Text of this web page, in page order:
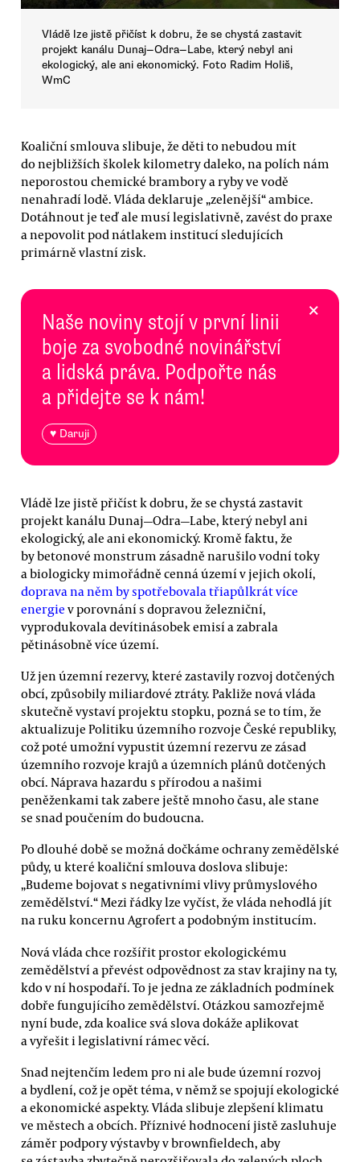
Vládě lze jistě přičíst k dobru, že se chystá zastavit
projekt kanálu Dunaj—Odra—Labe, který nebyl ani
ekologický, ale ani ekonomický. Foto Radim Holiš,
WmC
Koaliční smlouva slibuje, že děti to nebudou mít
do nejbližších školek kilometry daleko, na polích nám
neporostou chemické brambory a ryby ve vodě
nenahradí lodě. Vláda deklaruje „zelenější“ ambice.
Dotáhnout je teď ale musí legislativně, zavést do praxe
a nepovolit pod nátlakem institucí sledujících
primárně vlastní zisk.
Naše noviny stojí v první linii
boje za svobodné novinářství
a lidská práva. Podpořte nás
a přidejte se k nám!
♥ Daruji
×
Vládě lze jistě přičíst k dobru, že se chystá zastavit
projekt kanálu Dunaj—Odra—Labe, který nebyl ani
ekologický, ale ani ekonomický. Kromě faktu, že
by betonové monstrum zásadně narušilo vodní toky
a biologicky mimořádně cenná území v jejich okolí,
doprava na něm by spotřebovala třiapůlkrát více
energie v porovnání s dopravou železniční,
vyprodukovala devítinásobek emisí a zabrala
pětinásobně více území.
Už jen územní rezervy, které zastavily rozvoj dotčených
obcí, způsobily miliardové ztráty. Pakliže nová vláda
skutečně vystaví projektu stopku, pozná se to tím, že
aktualizuje Politiku územního rozvoje České republiky,
což poté umožní vypustit územní rezervu ze zásad
územního rozvoje krajů a územních plánů dotčených
obcí. Náprava hazardu s přírodou a našimi
peněženkami tak zabere ještě mnoho času, ale stane
se snad poučením do budoucna.
Po dlouhé době se možná dočkáme ochrany zemědělské
půdy, u které koaliční smlouva doslova slibuje:
„Budeme bojovat s negativními vlivy průmyslového
zemědělství.“ Mezi řádky lze vyčíst, že vláda nehodlá jít
na ruku koncernu Agrofert a podobným institucím.
Nová vláda chce rozšířit prostor ekologickému
zemědělství a převést odpovědnost za stav krajiny na ty,
kdo v ní hospodaří. To je jedna ze základních podmínek
dobře fungujícího zemědělství. Otázkou samozřejmě
nyní bude, zda koalice svá slova dokáže aplikovat
a vyřešit i legislativní rámec věcí.
Snad nejtenčím ledem pro ni ale bude územní rozvoj
a bydlení, což je opět téma, v němž se spojují ekologické
a ekonomické aspekty. Vláda slibuje zlepšení klimatu
ve městech a obcích. Příznivé hodnocení jistě zasluhuje
záměr podpory výstavby v brownfieldech, aby